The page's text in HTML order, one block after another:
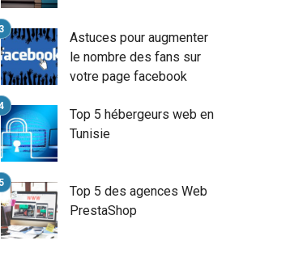
Astuces pour augmenter
le nombre des fans sur
votre page facebook
Top 5 hébergeurs web en
Tunisie
Top 5 des agences Web
PrestaShop